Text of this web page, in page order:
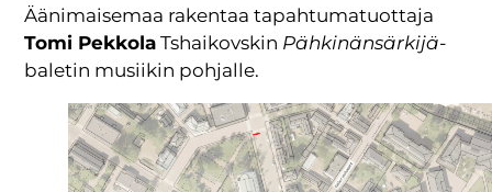
Äänimaisemaa rakentaa tapahtumatuottaja
Tomi Pekkola Tshaikovskin Pähkinänsärkijä-
baletin musiikin pohjalle.